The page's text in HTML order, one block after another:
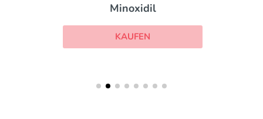
Minoxidil
KAUFEN